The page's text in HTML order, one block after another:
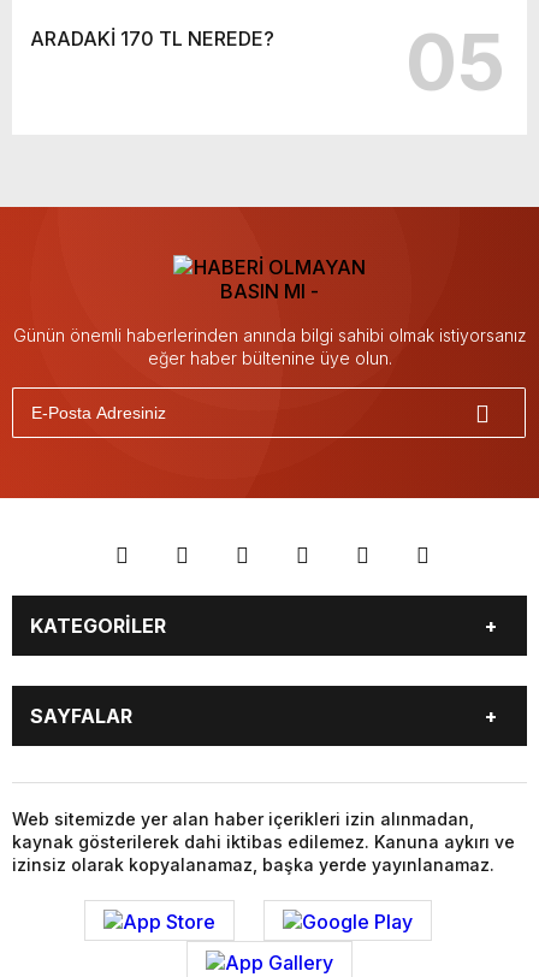
ARADAKİ 170 TL NEREDE? 05
Günün önemli haberlerinden anında bilgi sahibi olmak istiyorsanız
eğer haber bültenine üye olun.
KATEGORİLER
BİYOGRAFİLER
DÜNYA
EĞİTİM
FOTO GALERİ
Genel
GÜNDEM
KÜLTÜR SANAT
MAGAZİN
SAĞLIK
SİYASET
SPOR
VİZYONDAKİLER
YAŞAM
SAYFALAR
EĞİTİM
EKONOMİ
FOTO GALERİ
Genel
GÜNDEM
KÜLTÜR SANAT
MAGAZİN
SAĞLIK
SİYASET
SPOR
Web sitemizde yer alan haber içerikleri izin alınmadan,
kaynak gösterilerek dahi iktibas edilemez. Kanuna aykırı ve
izinsiz olarak kopyalanamaz, başka yerde yayınlanamaz.